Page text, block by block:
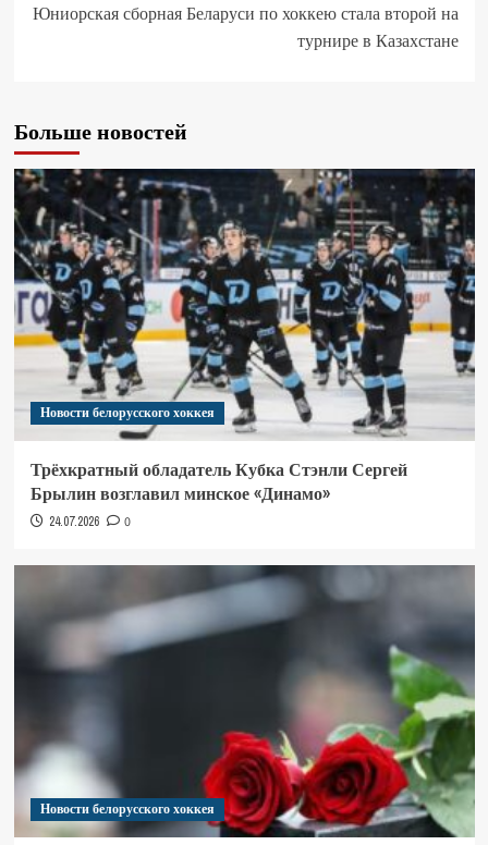
Юниорская сборная Беларуси по хоккею стала второй на
турнире в Казахстане
Больше новостей
Новости белорусского хоккея
Трёхкратный обладатель Кубка Стэнли Сергей
Брылин возглавил минское «Динамо»
24.07.2026 0
Новости белорусского хоккея